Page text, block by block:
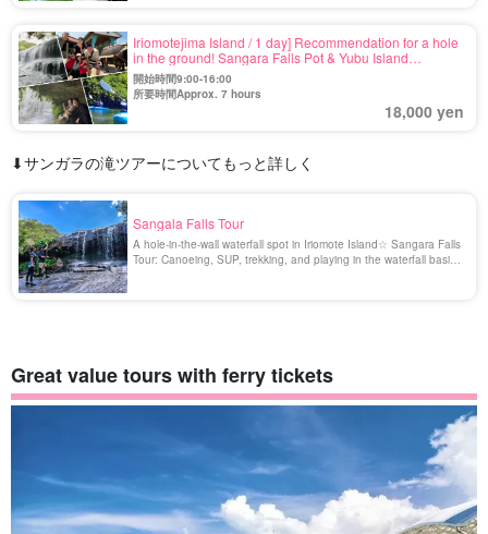
Iriomotejima Island / 1 day] Recommendation for a hole
in the ground! Sangara Falls Pot & Yubu Island
(Mangrove Canoe & Jungle Trekking) Tour♪
《Lunch/Pickup・Photo Present》（No.155)
開始時間9:00-16:00
所要時間Approx. 7 hours
18,000 yen
⬇︎サンガラの滝ツアーについてもっと詳しく
Sangala Falls Tour
A hole-in-the-wall waterfall spot in Iriomote Island☆ Sangara Falls
Tour: Canoeing, SUP, trekking, and playing in the waterfall basin!
Great value tours with ferry tickets